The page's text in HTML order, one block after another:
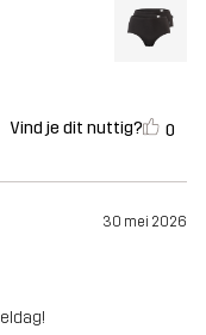
Vind je dit nuttig? 0
30 mei 2026